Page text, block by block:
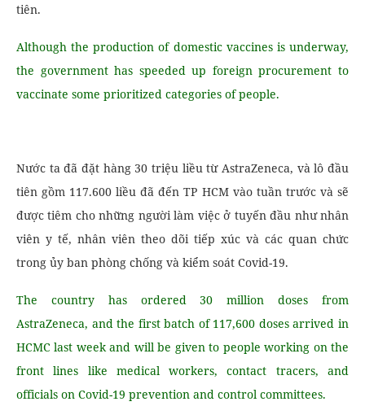
tiên.
Although the production of domestic vaccines is underway,
the government has speeded up foreign procurement to
vaccinate some prioritized categories of people.
Nước ta đã đặt hàng 30 triệu liều từ AstraZeneca, và lô đầu
tiên gồm 117.600 liều đã đến TP HCM vào tuần trước và sẽ
được tiêm cho những người làm việc ở tuyến đầu như nhân
viên y tế, nhân viên theo dõi tiếp xúc và các quan chức
trong ủy ban phòng chống và kiểm soát Covid-19.
The country has ordered 30 million doses from
AstraZeneca, and the first batch of 117,600 doses arrived in
HCMC last week and will be given to people working on the
front lines like medical workers, contact tracers, and
officials on Covid-19 prevention and control committees.